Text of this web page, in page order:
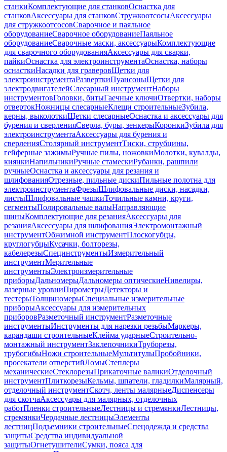
станкиКомплектующие для станковОснастка для
станковАксессуары для станковСтружкоотсосыАксессуары
для стружкоотсосовСварочное и паяльное
оборудованиеСварочное оборудованиеПаяльное
оборудованиеСварочные маски, аксессуарыКомплектующие
для сварочного оборудованияАксессуары для сварки,
пайкиОснастка для электроинструментаОснастка, наборы
оснасткиНасадки для граверовЩетки для
электроинструментаРазверткиПуансоныЩетки для
электродвигателейСлесарный инструментНаборы
инструментовГоловки, битыГаечные ключиОтвертки, наборы
отвертокНожницы слесарныеКлещи строительныеЗубила,
керны, выколоткиЩетки слесарныеОснастка и аксессуары для
бурения и сверленияСверла, буры, зенкерыКоронкиЗубила для
электроинструментаАксессуары для бурения и
сверленияСтолярный инструментТиски, струбцины,
гейферные зажимыРучные пилы, ножовкиМолотки, кувалды,
киянкиНапильникиРучные стамескиРубанки, рашпили
ручныеОснастка и аксессуары для резания и
шлифованияОтрезные, пильные дискиПильные полотна для
электроинструментаФрезыШлифовальные диски, насадки,
листыШлифовальные чашкиТочильные камни, круги,
сегментыПолировальные валыНаправляющие
шиныКомплектующие для резанияАксессуары для
резанияАксессуары для шлифованияЭлектромонтажный
инструментОбжимной инструментПлоскогубцы,
круглогубцыКусачки, болторезы,
кабелерезыСпецинструментыИзмерительный
инструментМерительные
инструментыЭлектроизмерительные
приборыДальномерыДальномеры оптическиеНивелиры,
лазерные уровниПирометрыДетекторы и
тестерыТолщиномерыСпециальные измерительные
приборыАксессуары для измерительных
приборовРазметочный инструментРазметочные
инструментыИнструменты для нарезки резьбыМаркеры,
карандаши строительныеКлейма ударныеСтроительно-
монтажный инструментЗаклепочникиТруборезы,
трубогибыНожи строительныеМультитулыПробойники,
просекатели отверстийЛомыСтеплеры
механическиеСтеклорезыПрикаточные валикиОтделочный
инструментПлиткорезыКельмы, шпатели, гладилкиМалярный,
отделочный инструментСкотч, ленты малярныеДиспенсеры
для скотчаАксессуары для малярных, отделочных
работПленки строительныеЛестницы и стремянкиЛестницы,
стремянкиЧердачные лестницыЭлементы
лестницПодъемники строительныеСпецодежда и средства
защитыСредства индивидуальной
защитыОгнетушителиСумки, пояса для